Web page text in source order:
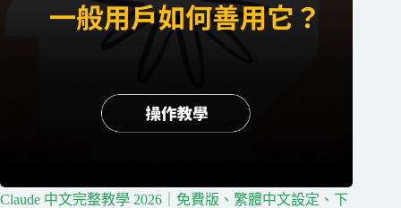
Claude 中文完整教學 2026｜免費版、繁體中文設定、下